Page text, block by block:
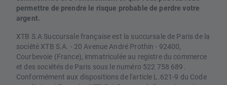
permettre de prendre le risque probable de perdre votre
argent.
XTB S.A Succursale française est la succursale de Paris de la
société XTB S.A. - 20 Avenue André Prothin - 92400,
Courbevoie (France), immatriculée au registre du commerce
et des sociétés de Paris sous le numéro 522 758 689.
Conformément aux dispositions de l'article L.621-9 du Code